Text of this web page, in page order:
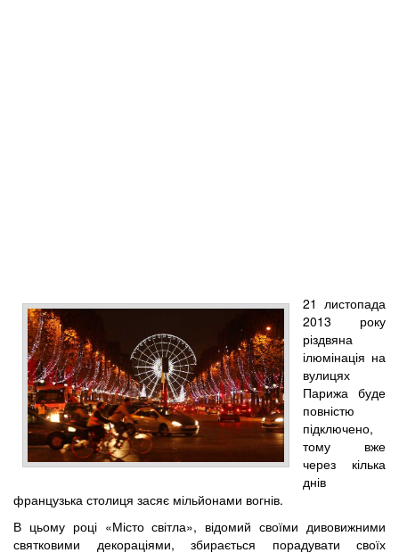
21 листопада
2013 року
різдвяна
ілюмінація на
вулицях
Парижа буде
повністю
підключено,
тому вже
через кілька
днів
французька столиця засяє мільйонами вогнів.
В цьому році «Місто світла», відомий своїми дивовижними
святковими декораціями, збирається порадувати своїх